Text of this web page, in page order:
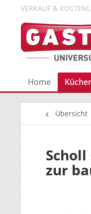
VERKAUF &
Home
Übersicht
zur